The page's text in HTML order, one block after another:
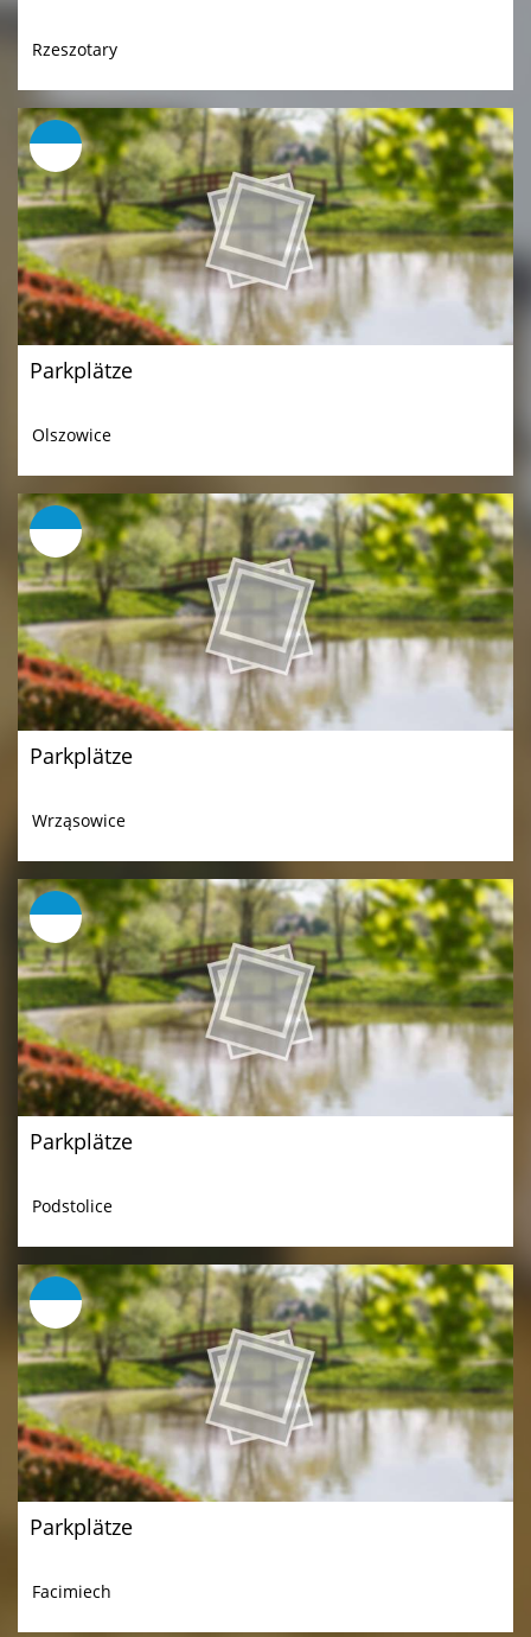
Rzeszotary
Parkplätze
Olszowice
Parkplätze
Wrząsowice
Parkplätze
Podstolice
Parkplätze
Facimiech